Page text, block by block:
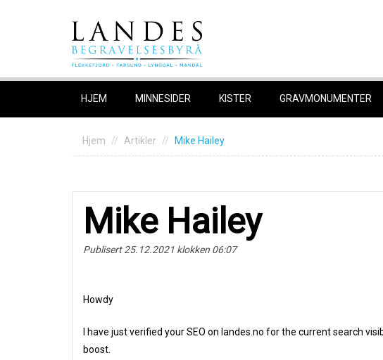
HJEM MINNESIDER KISTER GRAVMONUMENTER
Hjem Artikler Mike Hailey
Mike Hailey
Publisert 25.12.2021 klokken 06:07
Howdy
I have just verified your SEO on landes.no for the current search
boost.